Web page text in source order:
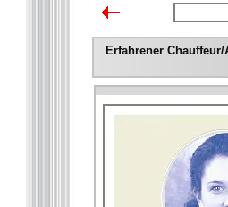
Erfahrener